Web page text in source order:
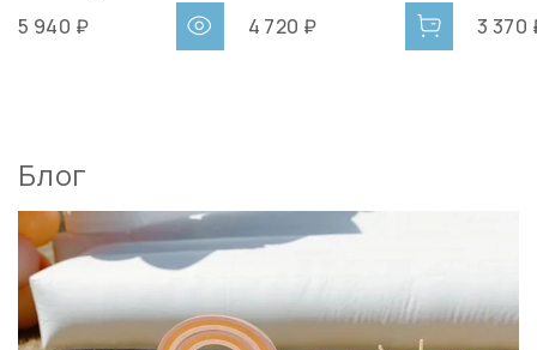
5 940 ₽
4 720 ₽ 3 370
Блог